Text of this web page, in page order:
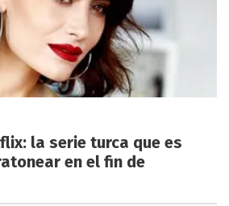
la serie turca que es
en el fin de